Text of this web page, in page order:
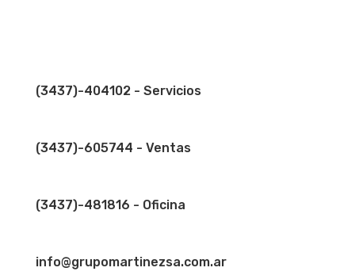
(3437)-404102 - Servicios
(3437)-605744 - Ventas
(3437)-481816 - Oficina
info@grupomartinezsa.com.ar